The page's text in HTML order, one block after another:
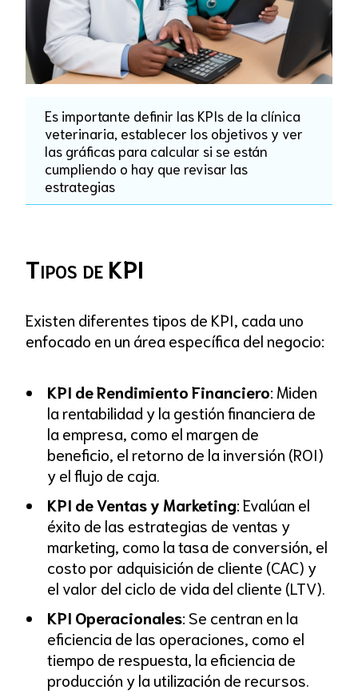
Es importante definir las KPIs de la clínica
veterinaria, establecer los objetivos y ver
las gráficas para calcular si se están
cumpliendo o hay que revisar las
estrategias
Tipos de KPI
Existen diferentes tipos de KPI, cada uno
enfocado en un área específica del negocio:
KPI de Rendimiento Financiero: Miden
la rentabilidad y la gestión financiera de
la empresa, como el margen de
beneficio, el retorno de la inversión (ROI)
y el flujo de caja.
KPI de Ventas y Marketing: Evalúan el
éxito de las estrategias de ventas y
marketing, como la tasa de conversión, el
costo por adquisición de cliente (CAC) y
el valor del ciclo de vida del cliente (LTV).
KPI Operacionales: Se centran en la
eficiencia de las operaciones, como el
tiempo de respuesta, la eficiencia de
producción y la utilización de recursos.